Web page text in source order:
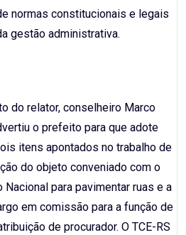
normas constitucionais e legais
gestão administrativa.
do relator, conselheiro Marco
o prefeito para que adote
itens apontados no trabalho de
do objeto conveniado com o
para pavimentar ruas e a
em comissão para a função de
de procurador. O TCE-RS